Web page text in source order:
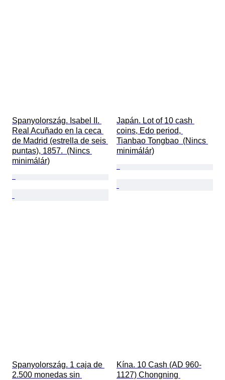
Spanyolország. Isabel II.
Real Acuñado en la ceca
de Madrid (estrella de seis
puntas), 1857.  (Nincs
minimálár)
Japán. Lot of 10 cash
coins, Edo period,
Tianbao Tongbao  (Nincs
minimálár)
Spanyolország. 1 caja de
2.500 monedas sin
Kína. 10 Cash (AD 960-
1127) Chongning